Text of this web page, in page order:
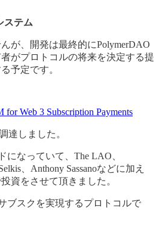
ステム
が、開発は最終的にPolymerDAO
がプロトコルの将来を決定する提
予定です。
for Web 3 Subscription Payments
達しました。
になっていて、The LAO、
、Anthony Sassanoなどに加え
資をさせて頂きました。
ブスクを実現するプロトコルで